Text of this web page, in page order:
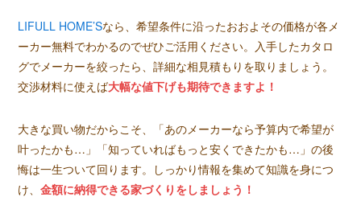
LIFULL HOME’Sなら、希望条件に沿ったおおよその価格が各メ
ーカー無料でわかるのでぜひご活用ください。入手したカタロ
グでメーカーを絞ったら、詳細な相見積もりを取りましょう。
交渉材料に使えば大幅な値下げも期待できますよ！
大きな買い物だからこそ、「あのメーカーなら予算内で希望が
叶ったかも…」「知っていればもっと安くできたかも…」の後
悔は一生ついて回ります。しっかり情報を集めて知識を身につ
け、金額に納得できる家づくりをしましょう！